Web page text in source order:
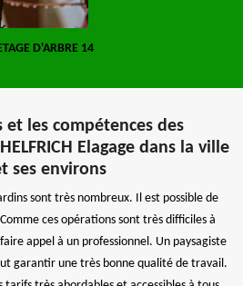
D'ARBRE 14
et les compétences des
Elagage dans la ville
ses environs
sont très nombreux. Il est possible de
ces opérations sont très difficiles à
appel à un professionnel. Un paysagiste
garantir une très bonne qualité de travail.